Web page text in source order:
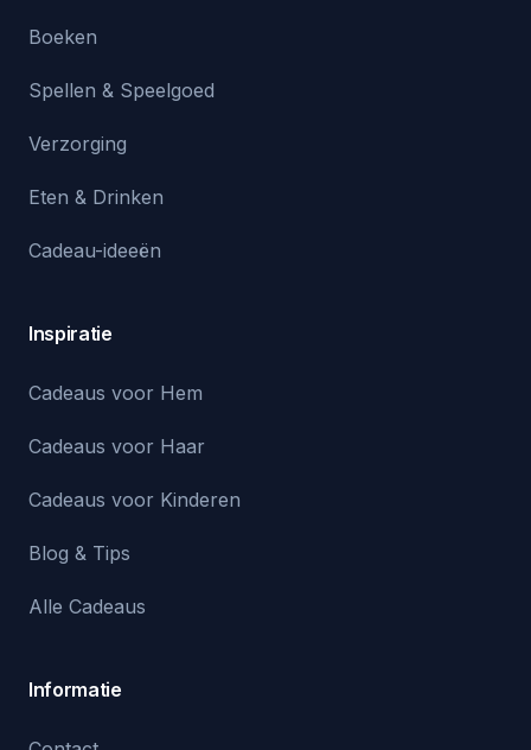
Boeken
Spellen & Speelgoed
Verzorging
Eten & Drinken
Cadeau-ideeën
Inspiratie
Cadeaus voor Hem
Cadeaus voor Haar
Cadeaus voor Kinderen
Blog & Tips
Alle Cadeaus
Informatie